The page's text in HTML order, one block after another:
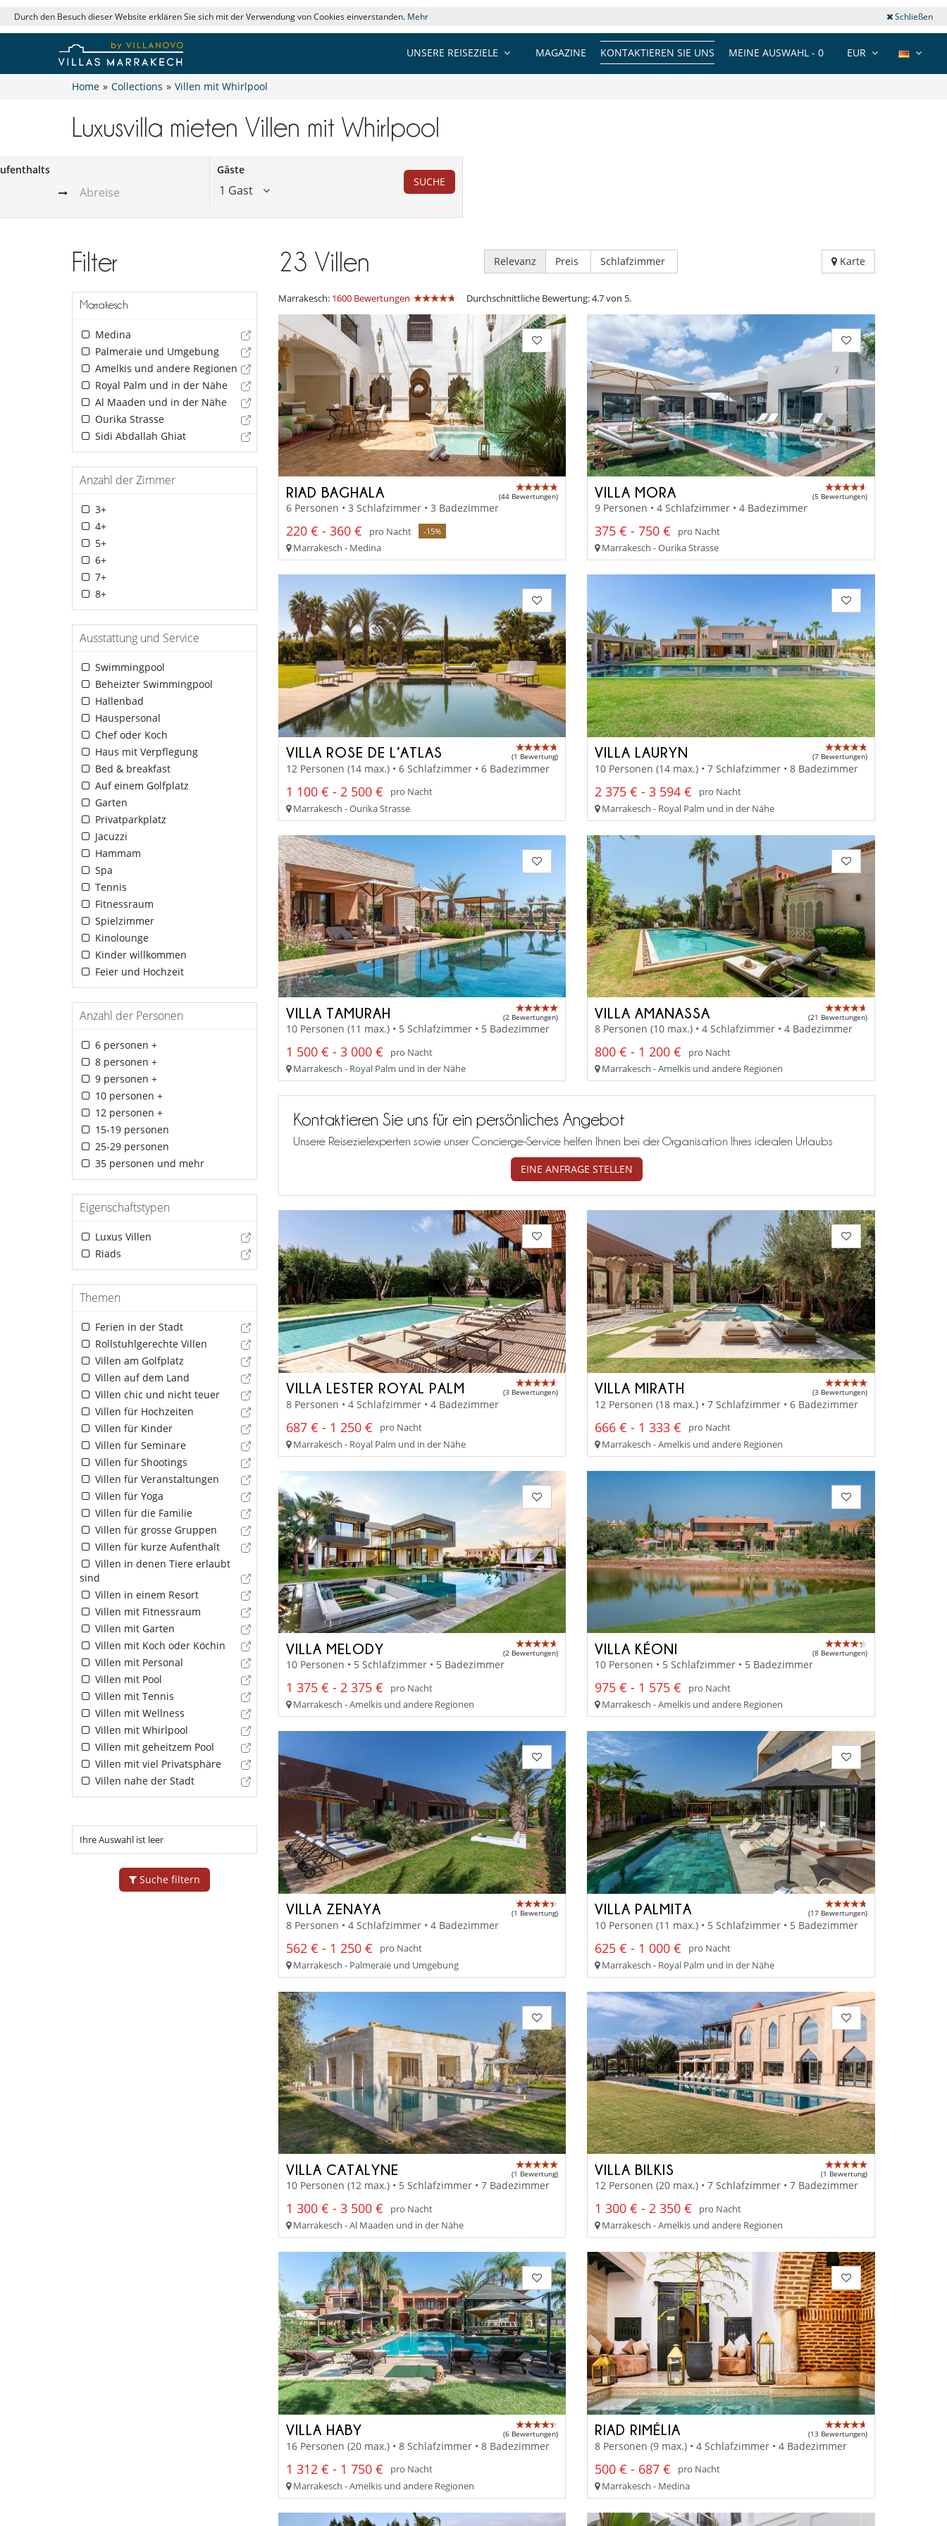
Durch den Besuch dieser Website erklären Sie sich mit der Verwendung von Cookies einverstanden. Mehr Schließen
EUR
MEINE AUSWAHL - 0
KONTAKTIEREN SIE UNS
MAGAZINE
UNSERE REISEZIELE
Home » Collections » Villen mit Whirlpool
Luxusvilla mieten Villen mit Whirlpool
Gäste
1 Gast
SUCHE
Filter
Marrakesch
Medina
Palmeraie und Umgebung
Amelkis und andere Regionen
Royal Palm und in der Nähe
Al Maaden und in der Nähe
Ourika Strasse
Sidi Abdallah Ghiat
Anzahl der Zimmer
3+
4+
5+
6+
7+
8+
Ausstattung und Service
Swimmingpool
Beheizter Swimmingpool
Hallenbad
Hauspersonal
Chef oder Koch
Haus mit Verpflegung
Bed & breakfast
Auf einem Golfplatz
Garten
Privatparkplatz
Jacuzzi
Hammam
Spa
Tennis
Fitnessraum
Spielzimmer
Kinolounge
Kinder willkommen
Feier und Hochzeit
Anzahl der Personen
6 personen +
8 personen +
9 personen +
10 personen +
12 personen +
15-19 personen
25-29 personen
35 personen und mehr
Eigenschaftstypen
Luxus Villen
Riads
Themen
Ferien in der Stadt
Rollstuhlgerechte Villen
Villen am Golfplatz
Villen auf dem Land
Villen chic und nicht teuer
Villen für Hochzeiten
Villen für Kinder
Villen für Seminare
Villen für Shootings
Villen für Veranstaltungen
Villen für Yoga
Villen für die Familie
Villen für grosse Gruppen
Villen für kurze Aufenthalt
Villen in denen Tiere erlaubt
sind
Villen in einem Resort
Villen mit Fitnessraum
Villen mit Garten
Villen mit Koch oder Köchin
Villen mit Personal
Villen mit Pool
Villen mit Tennis
Villen mit Wellness
Villen mit Whirlpool
Villen mit geheitzem Pool
Villen mit viel Privatsphäre
Villen nahe der Stadt
Ihre Auswahl ist leer
Suche filtern
23 Villen Relevanz Preis Schlafzimmer Karte
Marrakesch: 1600 Bewertungen Durchschnittliche Bewertung: 4.7 von 5.
RIAD BAGHALA (44 Bewertungen)
6 Personen • 3 Schlafzimmer • 3 Badezimmer
220 € - 360 € pro Nacht -15%
Marrakesch - Medina
VILLA MORA (5 Bewertungen)
9 Personen • 4 Schlafzimmer • 4 Badezimmer
375 € - 750 €
pro Nacht
Marrakesch - Ourika Strasse
VILLA ROSE DE L’ATLAS (1 Bewertung)
12 Personen (14 max.) • 6 Schlafzimmer • 6 Badezimmer
1 100 € - 2 500 €
pro Nacht
Marrakesch - Ourika Strasse
VILLA LAURYN (7 Bewertungen)
10 Personen (14 max.) • 7 Schlafzimmer • 8 Badezimmer
2 375 € - 3 594 €
pro Nacht
Marrakesch - Royal Palm und in der Nähe
VILLA TAMURAH (2 Bewertungen)
10 Personen (11 max.) • 5 Schlafzimmer • 5 Badezimmer
1 500 € - 3 000 €
pro Nacht
Marrakesch - Royal Palm und in der Nähe
VILLA AMANASSA (21 Bewertungen)
8 Personen (10 max.) • 4 Schlafzimmer • 4 Badezimmer
800 € - 1 200 €
pro Nacht
Marrakesch - Amelkis und andere Regionen
Kontaktieren Sie uns für ein persönliches Angebot
Unsere Reisezielexperten sowie unser Concierge-Service helfen Ihnen bei der Organisation Ihres idealen Urlaubs
EINE ANFRAGE STELLEN
VILLA LESTER ROYAL PALM (3 Bewertungen)
8 Personen • 4 Schlafzimmer • 4 Badezimmer
687 € - 1 250 €
pro Nacht
Marrakesch - Royal Palm und in der Nähe
VILLA MIRATH (3 Bewertungen)
12 Personen (18 max.) • 7 Schlafzimmer • 6 Badezimmer
666 € - 1 333 €
pro Nacht
Marrakesch - Amelkis und andere Regionen
VILLA MELODY (2 Bewertungen)
10 Personen • 5 Schlafzimmer • 5 Badezimmer
1 375 € - 2 375 €
pro Nacht
Marrakesch - Amelkis und andere Regionen
VILLA KÉONI (8 Bewertungen)
10 Personen • 5 Schlafzimmer • 5 Badezimmer
975 € - 1 575 €
pro Nacht
Marrakesch - Amelkis und andere Regionen
VILLA ZENAYA (1 Bewertung)
8 Personen • 4 Schlafzimmer • 4 Badezimmer
562 € - 1 250 €
pro Nacht
Marrakesch - Palmeraie und Umgebung
VILLA PALMITA (17 Bewertungen)
10 Personen (11 max.) • 5 Schlafzimmer • 5 Badezimmer
625 € - 1 000 €
pro Nacht
Marrakesch - Royal Palm und in der Nähe
VILLA CATALYNE (1 Bewertung)
10 Personen (12 max.) • 5 Schlafzimmer • 7 Badezimmer
1 300 € - 3 500 €
pro Nacht
Marrakesch - Al Maaden und in der Nähe
VILLA BILKIS (1 Bewertung)
12 Personen (20 max.) • 7 Schlafzimmer • 7 Badezimmer
1 300 € - 2 350 €
pro Nacht
Marrakesch - Amelkis und andere Regionen
VILLA HABY (6 Bewertungen)
16 Personen (20 max.) • 8 Schlafzimmer • 8 Badezimmer
1 312 € - 1 750 €
pro Nacht
Marrakesch - Amelkis und andere Regionen
RIAD RIMÉLIA (13 Bewertungen)
8 Personen (9 max.) • 4 Schlafzimmer • 4 Badezimmer
500 € - 687 €
pro Nacht
Marrakesch - Medina